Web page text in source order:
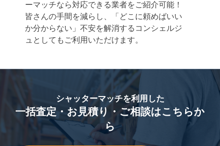
ーマッチなら対応できる業者をご紹介可能！
皆さんの手間を減らし、「どこに頼めばいい
か分からない」不安を解消するコンシェルジ
ュとしてもご利用いただけます。
シャッターマッチを利用した
一括査定・お見積り・ご相談はこちらか
ら